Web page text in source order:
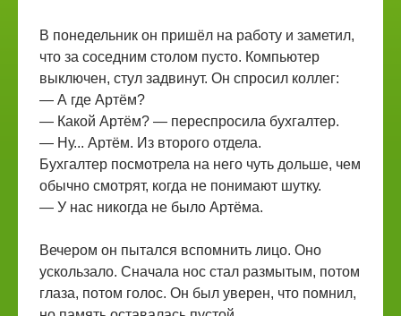
В понедельник он пришёл на работу и заметил,
что за соседним столом пусто. Компьютер
выключен, стул задвинут. Он спросил коллег:
— А где Артём?
— Какой Артём? — переспросила бухгалтер.
— Ну... Артём. Из второго отдела.
Бухгалтер посмотрела на него чуть дольше, чем
обычно смотрят, когда не понимают шутку.
— У нас никогда не было Артёма.
Вечером он пытался вспомнить лицо. Оно
ускользало. Сначала нос стал размытым, потом
глаза, потом голос. Он был уверен, что помнил,